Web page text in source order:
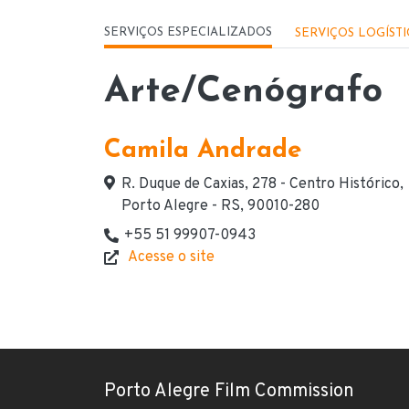
Menu - Serviços
SERVIÇOS ESPECIALIZADOS SERVIÇOS
Arte/Cenógrafo
Camila Andrade
Endereço
R. Duque de Caxias, 278 - Centro Histórico,
Porto Alegre - RS, 90010-280
Telefone(s) de contato
+55 51 99907-0943
Website
Acesse o site
Porto Alegre Film Commission